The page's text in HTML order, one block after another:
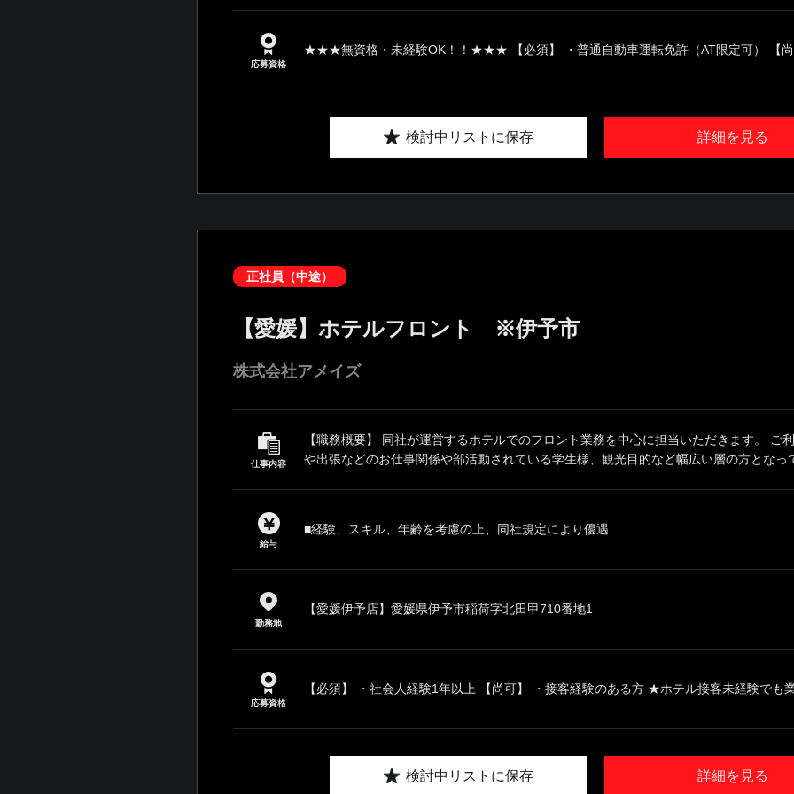
応募資格
★★★無資格・未経験OK！！★★★ 【必須】 ・普通自動車運転免許（AT限定可） 【
詳細を見る
検討中リストに保存
正社員（中途）
【愛媛】ホテルフロント ※伊予市
株式会社アメイズ
仕事内容
【職務概要】 同社が運営するホテルでのフロント業務を中心に担当いただきます。 ご
や出張などのお仕事関係や部活動されている学生様、観光目的など幅広い層の方となっ
給与
■経験、スキル、年齢を考慮の上、同社規定により優遇
勤務地
【愛媛伊予店】愛媛県伊予市稲荷字北田甲710番地1
応募資格
【必須】 ・社会人経験1年以上 【尚可】 ・接客経験のある方 ★ホテル接客未経験でも
詳細を見る
検討中リストに保存